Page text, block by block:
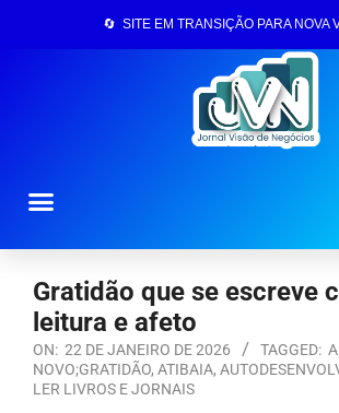
🔄 SITE EM TRANSIÇÃO PARA NOVA
Gratidão que se escreve
leitura e afeto
ON: 22 DE JANEIRO DE 2026 TAGGED:
NOVO;GRATIDÃO, ATIBAIA,
LER LIVROS E JORNAIS